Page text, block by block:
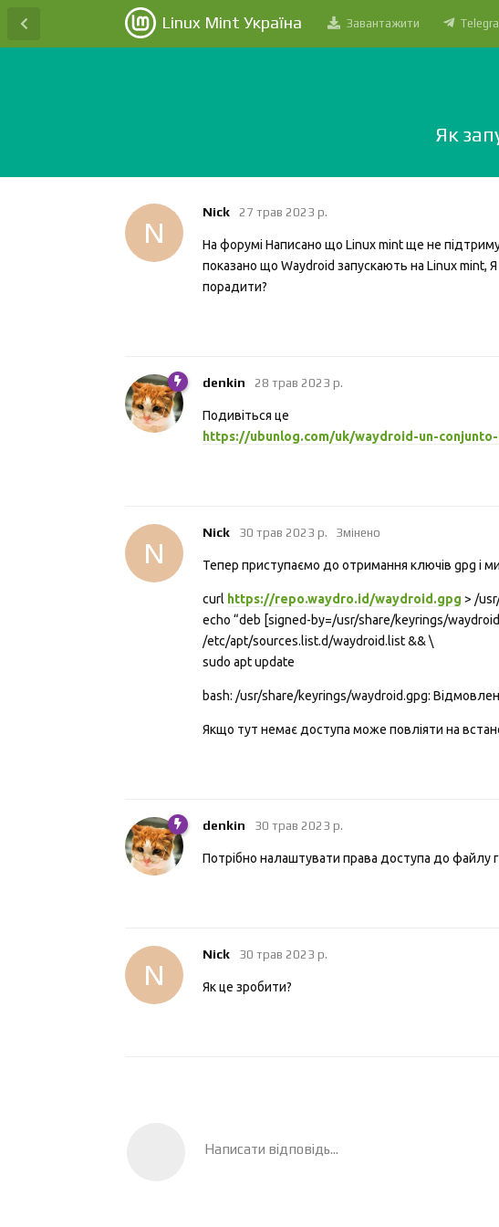
Linux Mint Україна Завантажити
Як
N
Nick 27 трав 2023 р.
На форумі Написано що Linux mint ще не
показано що Waydroid запускають на Linux mint,
порадити?
denkin 28 трав 2023 р.
Подивіться це
https://ubunlog.com/uk/waydroid-un-
N
Nick 30 трав 2023 р. Змінено
Тепер приступаємо до отримання ключів gpg і
curl https://repo.waydro.id/waydroid.gpg > /
echo “deb [signed-by=/usr/share/keyrings/
/etc/apt/sources.list.d/waydroid.list && \
sudo apt update
bash: /usr/share/keyrings/waydroid.gpg:
Якщо тут немає доступа може повліяти на
denkin 30 трав 2023 р.
Потрібно налаштувати права доступа до файлу
N
Nick 30 трав 2023 р.
Як це зробити?
Написати відповідь...